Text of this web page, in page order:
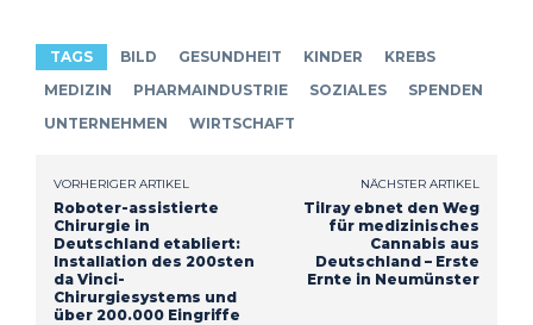
TAGS BILD GESUNDHEIT KINDER
KREBS
MEDIZIN
PHARMAINDUSTRIE SOZIALES
SPENDEN
UNTERNEHMEN
WIRTSCHAFT
VORHERIGER ARTIKEL
Roboter-assistierte
Chirurgie in
Deutschland etabliert:
Installation des 200sten
da Vinci-
Chirurgiesystems und
über 200.000 Eingriffe
NÄCHSTER ARTIKEL
Tilray ebnet den Weg
für medizinisches
Cannabis aus
Deutschland – Erste
Ernte in Neumünster